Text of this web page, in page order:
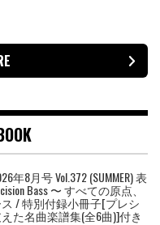
8月号 Vol.372 (SUMMER) 表
Bass 〜 すべての原点、
/ 特別付録小冊子[プレシ
た名曲楽譜集(全6曲)]付き